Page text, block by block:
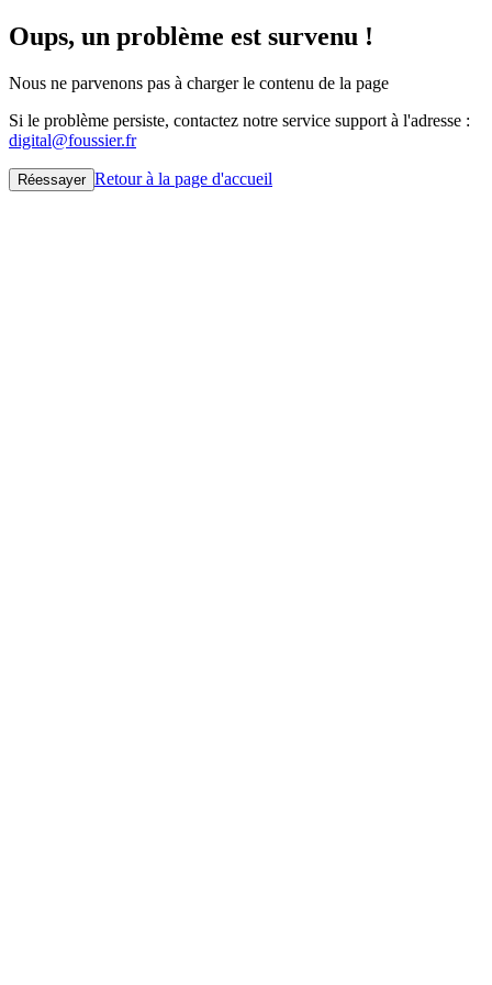
Oups, un problème est survenu !
Nous ne parvenons pas à charger le contenu de la page
Si le problème persiste, contactez notre service support à l'adresse :
digital@foussier.fr
Réessayer Retour à la page d'accueil